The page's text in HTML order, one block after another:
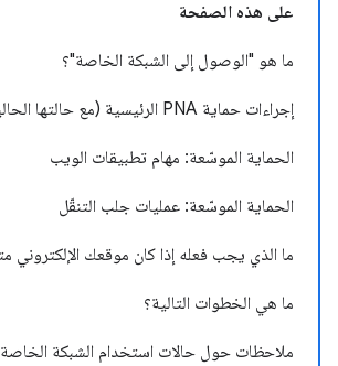
على هذه الصفحة
ما هو "الوصول إلى الشبكة الخاصة"؟
إجراءات حماية PNA الرئيسية (مع حالتها الحالية)
الحماية الموسّعة: مهام تطبيقات الويب
الحماية الموسّعة: عمليات جلب التنقّل
ما الذي يجب فعله إذا كان موقعك الإلكتروني
ما هي الخطوات التالية؟
ملاحظات حول حالات استخدام الشبكة الخاصة